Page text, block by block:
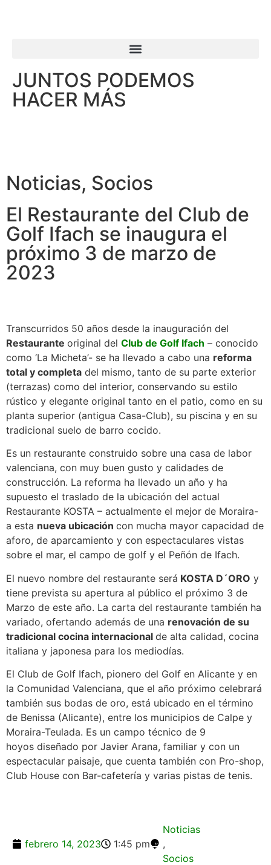
JUNTOS PODEMOS
HACER MÁS
Noticias, Socios
El Restaurante del Club de
Golf Ifach se inaugura el
próximo 3 de marzo de
2023
Transcurridos 50 años desde la inauguración del
Restaurante original del Club de Golf Ifach – conocido
como ‘La Micheta’- se ha llevado a cabo una reforma
total y completa del mismo, tanto de su parte exterior
(terrazas) como del interior, conservando su estilo
rústico y elegante original tanto en el patio, como en su
planta superior (antigua Casa-Club), su piscina y en su
tradicional suelo de barro cocido.
Es un restaurante construido sobre una casa de labor
valenciana, con muy buen gusto y calidades de
construcción. La reforma ha llevado un año y ha
supuesto el traslado de la ubicación del actual
Restaurante KOSTA – actualmente el mejor de Moraira-
a esta nueva ubicación con mucha mayor capacidad de
aforo, de aparcamiento y con espectaculares vistas
sobre el mar, el campo de golf y el Peñón de Ifach.
El nuevo nombre del restaurante será KOSTA D´ORO y
tiene prevista su apertura al público el próximo 3 de
Marzo de este año. La carta del restaurante también ha
variado, ofertando además de una renovación de su
tradicional cocina internacional de alta calidad, cocina
italiana y japonesa para los mediodías.
El Club de Golf Ifach, pionero del Golf en Alicante y en
la Comunidad Valenciana, que el año próximo celebrará
también sus bodas de oro, está ubicado en el término
de Benissa (Alicante), entre los municipios de Calpe y
Moraira-Teulada. Es un campo técnico de 9
hoyos diseñado por Javier Arana, familiar y con un
espectacular paisaje, que cuenta también con Pro-shop,
Club House con Bar-cafetería y varias pistas de tenis.
febrero 14, 2023 1:45 pm
Noticias
,
Socios